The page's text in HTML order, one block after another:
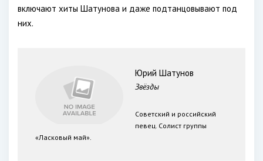
включают хиты Шатунова и даже подтанцовывают под
них.
Юрий Шатунов
Звёзды
Советский и российский
певец. Солист группы
«Ласковый май».